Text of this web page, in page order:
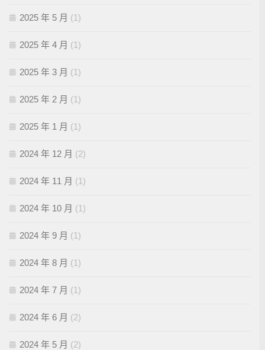
2025 年 5 月 (1)
2025 年 4 月 (1)
2025 年 3 月 (1)
2025 年 2 月 (1)
2025 年 1 月 (1)
2024 年 12 月 (2)
2024 年 11 月 (1)
2024 年 10 月 (1)
2024 年 9 月 (1)
2024 年 8 月 (1)
2024 年 7 月 (1)
2024 年 6 月 (2)
2024 年 5 月 (2)